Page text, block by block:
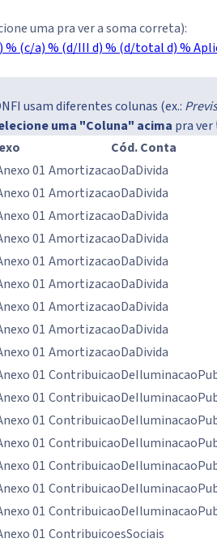
uma pra ver a soma correta):
% (c/a)% (d/III d)% (d/total d)%
usam diferentes colunas (ex.:
uma "Coluna" acima pra
Cód. Conta
01 AmortizacaoDaDivida
01 AmortizacaoDaDivida
01 AmortizacaoDaDivida
01 AmortizacaoDaDivida
01 AmortizacaoDaDivida
01 AmortizacaoDaDivida
01 AmortizacaoDaDivida
01 AmortizacaoDaDivida
01 AmortizacaoDaDivida
01
01
01
01
01
01
01
01 ContribuicoesSociais